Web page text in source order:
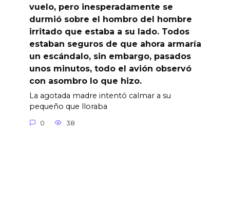
vuelo, pero inesperadamente se
durmió sobre el hombro del hombre
irritado que estaba a su lado. Todos
estaban seguros de que ahora armaría
un escándalo, sin embargo, pasados
unos minutos, todo el avión observó
con asombro lo que hizo.
La agotada madre intentó calmar a su
pequeño que lloraba
0 38